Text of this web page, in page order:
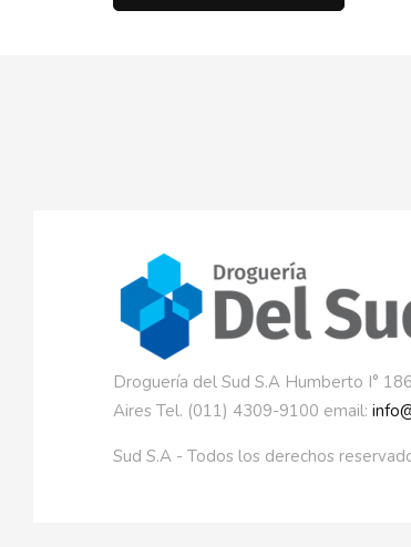
Droguería del Sud S.A Humberto I°
Aires Tel. (011) 4309-9100 email:
Sud S.A - Todos los derechos